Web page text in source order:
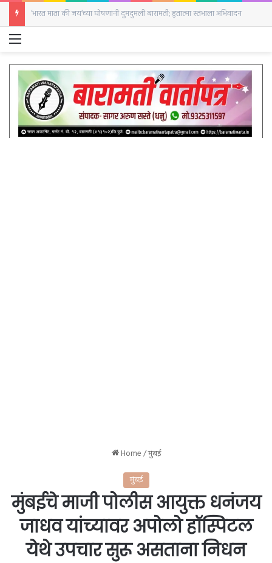
‘भारत माता की जय’च्या घोषणांनी दुमदुमली बारामती; हुतात्मा स्तंभाला अभिवादन
Menu
Home/मुंबई
मुंबई
मुंबईचे माजी पोलीस आयुक्त धनंजय
जाधव यांच्यावर अपोलो हॉस्पिटल
येथे उपचार सुरू असताना निधन